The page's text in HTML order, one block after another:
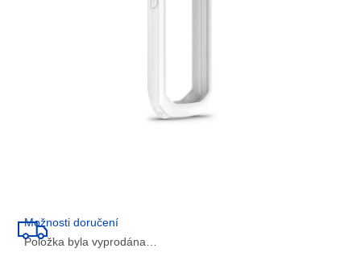
Možnosti doručení
Položka byla vyprodána…